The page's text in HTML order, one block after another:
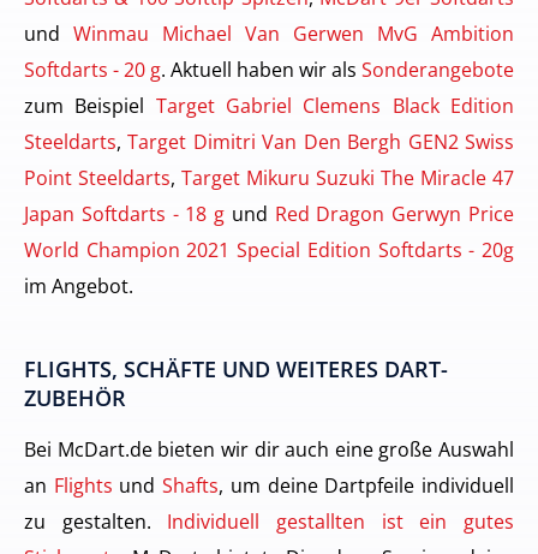
und Winmau Michael Van Gerwen MvG Ambition
Softdarts - 20 g. Aktuell haben wir als Sonderangebote
zum Beispiel Target Gabriel Clemens Black Edition
Steeldarts,Target Dimitri Van Den Bergh GEN2 Swiss
Point Steeldarts, Target Mikuru Suzuki The Miracle 47
Japan Softdarts - 18 g und Red Dragon Gerwyn Price
World Champion 2021 Special Edition Softdarts - 20g
im Angebot.
FLIGHTS, SCHÄFTE UND WEITERES DART-
ZUBEHÖR
Bei McDart.de bieten wir dir auch eine große Auswahl
an Flights undShafts, um deine Dartpfeile individuell
zu gestalten. Individuell gestallten ist ein gutes